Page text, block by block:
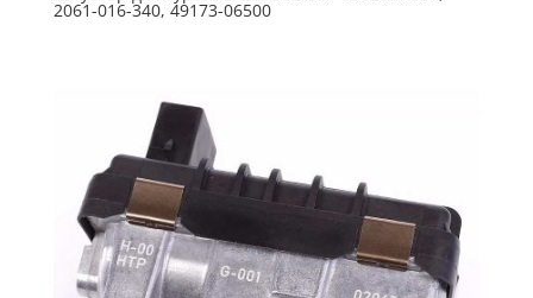
2061-016-340, 49173-06500